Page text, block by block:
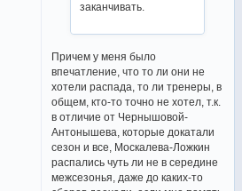
заканчивать.
Причем у меня было
впечатление, что то ли они не
хотели распада, то ли тренеры, в
общем, кто-то точно не хотел, т.к.
в отличие от Чернышовой-
Антонышева, которые докатали
сезон и все, Москалева-Ложкин
распались чуть ли не в середине
межсезонья, даже до каких-то